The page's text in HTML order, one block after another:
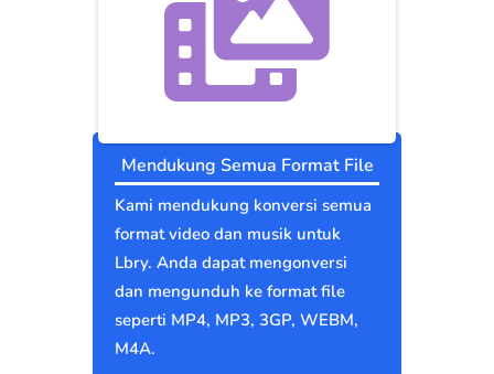
Mendukung Semua Format File
Kami mendukung konversi semua
format video dan musik untuk
Lbry. Anda dapat mengonversi
dan mengunduh ke format file
seperti MP4, MP3, 3GP, WEBM,
M4A.